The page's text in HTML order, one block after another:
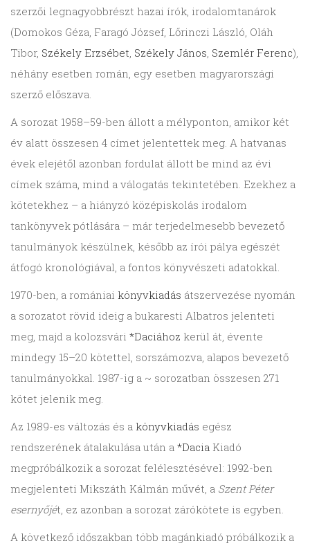
szerzői legnagyobbrészt hazai írók, irodalomtanárok
(Domokos Géza, Faragó József, Lőrinczi László, Oláh
Tibor, Székely Erzsébet, Székely János, Szemlér Ferenc),
néhány esetben román, egy esetben magyarországi
szerző előszava.
A sorozat 1958–59-ben állott a mélyponton, amikor két
év alatt összesen 4 címet jelentettek meg. A hatvanas
évek elejétől azonban fordulat állott be mind az évi
címek száma, mind a válogatás tekintetében. Ezekhez a
kötetekhez – a hiányzó középiskolás irodalom
tankönyvek pótlására – már terjedelmesebb bevezető
tanulmányok készülnek, később az írói pálya egészét
átfogó kronológiával, a fontos könyvészeti adatokkal.
1970-ben, a romániai könyvkiadás átszervezése nyomán
a sorozatot rövid ideig a bukaresti Albatros jelenteti
meg, majd a kolozsvári *Daciához kerül át, évente
mindegy 15–20 kötettel, sorszámozva, alapos bevezető
tanulmányokkal. 1987-ig a ~ sorozatban összesen 271
kötet jelenik meg.
Az 1989-es változás és a könyvkiadás egész
rendszerének átalakulása után a *Dacia Kiadó
megpróbálkozik a sorozat felélesztésével: 1992-ben
megjelenteti Mikszáth Kálmán művét, a Szent Péter
esernyőjét, ez azonban a sorozat zárókötete is egyben.
A következő időszakban több magánkiadó próbálkozik a